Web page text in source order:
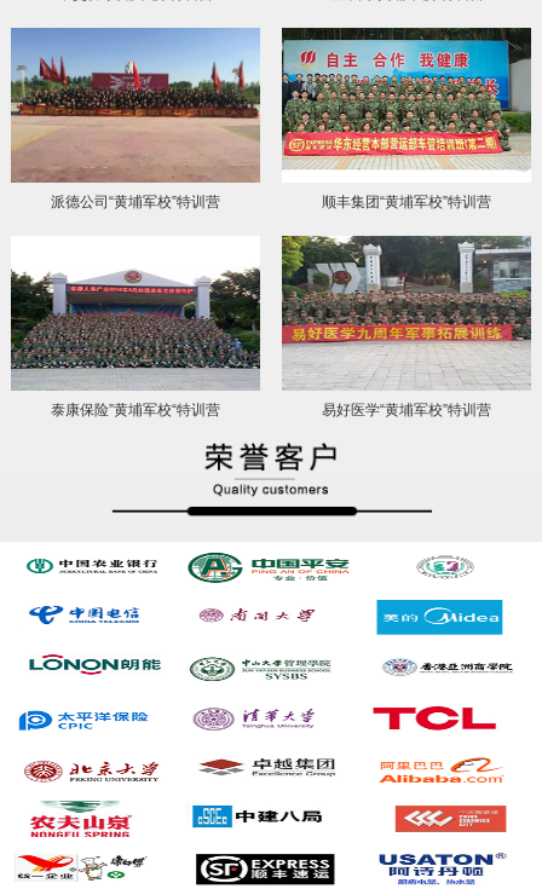
派德公司“黄埔军校”特训营 顺丰集团“黄埔军校”特训营
泰康保险”黄埔军校“特训营 易好医学“黄埔军校”特训营